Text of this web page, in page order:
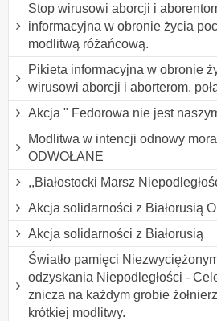
Stop wirusowi aborcji i
informacyjna w obronie życia
modlitwą różańcową.
Pikieta informacyjna w obronie
wirusowi aborcji i aborterom,
Akcja " Fedorowa nie jest
Modlitwa w intencji odnowy
ODWOŁANE
,,Białostocki Marsz
Akcja solidarności z Białorusią
Akcja solidarności z Białorusią
Światło pamięci
odzyskania Niepodległości -
znicza na każdym grobie
krótkiej modlitwy.